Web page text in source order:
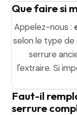
Que faire si
Appelez-nous :
selon le type de
serrure
l'extraire. Si
Faut-il
serrure